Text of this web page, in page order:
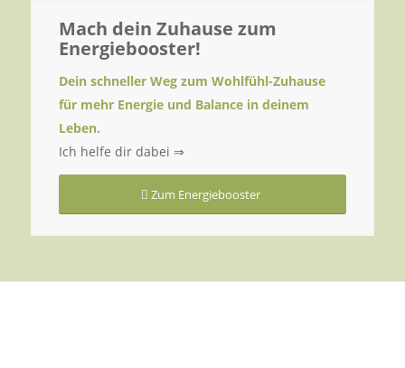
Mach dein Zuhause zum
Energiebooster!
Dein schneller Weg zum Wohlfühl-Zuhause
für mehr Energie und Balance in deinem
Leben.
Ich helfe dir dabei ⇒
Zum Energiebooster